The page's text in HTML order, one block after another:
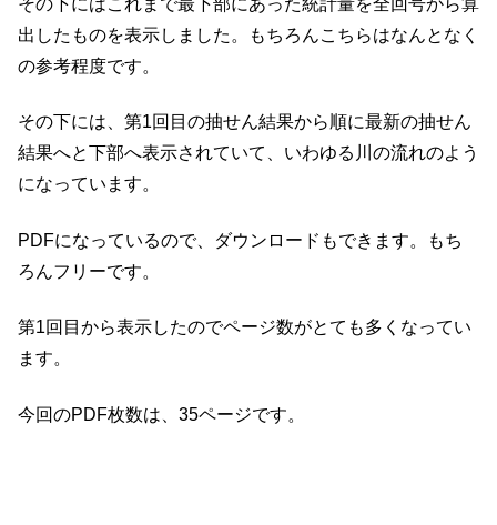
その下にはこれまで最下部にあった統計量を全回号から算
出したものを表示しました。もちろんこちらはなんとなく
の参考程度です。
その下には、第1回目の抽せん結果から順に最新の抽せん
結果へと下部へ表示されていて、いわゆる川の流れのよう
になっています。
PDFになっているので、ダウンロードもできます。もち
ろんフリーです。
第1回目から表示したのでページ数がとても多くなってい
ます。
今回のPDF枚数は、35ページです。